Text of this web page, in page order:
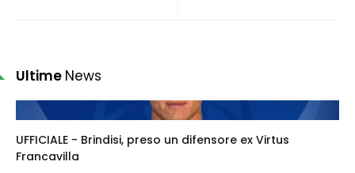
Ultime News
UFFICIALE - Brindisi, preso un difensore ex Virtus
Francavilla